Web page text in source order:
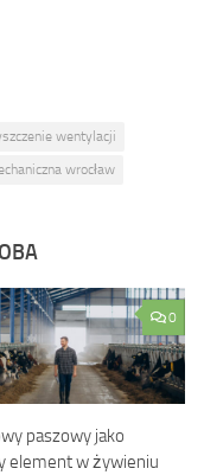
wentylacji
wrocław
0
paszowy jako
element w żywieniu